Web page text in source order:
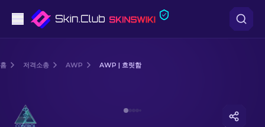
홈 저격소총 AWP AWP | 흐릿함